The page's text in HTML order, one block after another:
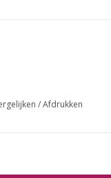
/Afdrukken